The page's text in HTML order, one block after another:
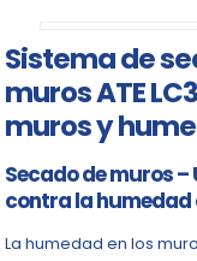
Sistema de
muros ATE
muros y
Secado de muros
contra la humedad
La humedad en los